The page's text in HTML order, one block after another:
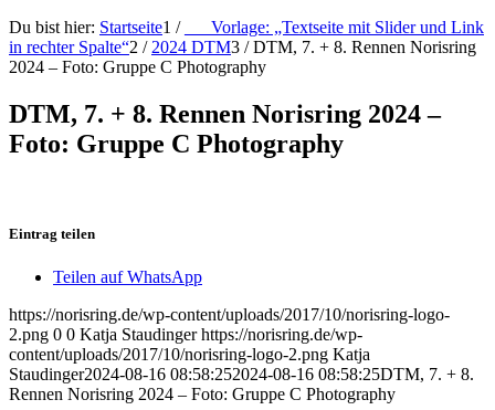
Du bist hier: Startseite1 /
___Vorlage: „Textseite mit Slider und Link
in rechter Spalte“2 / 2024 DTM3 / DTM, 7. + 8. Rennen Norisring
2024 – Foto: Gruppe C Photography
DTM, 7. + 8. Rennen Norisring 2024 –
Foto: Gruppe C Photography
Eintrag teilen
Teilen auf WhatsApp
https://norisring.de/wp-content/uploads/2017/10/norisring-logo-
2.png 0 0 Katja Staudinger https://norisring.de/wp-
content/uploads/2017/10/norisring-logo-2.png Katja
Staudinger2024-08-16 08:58:252024-08-16 08:58:25DTM, 7. + 8.
Rennen Norisring 2024 – Foto: Gruppe C Photography